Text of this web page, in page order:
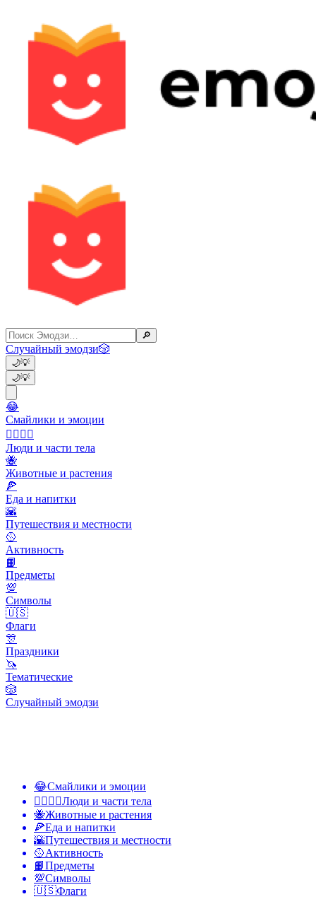
🔎
Случайный эмодзи🎲
🌙💡
🌙💡
😂
Смайлики и эмоции
👩‍❤️‍💋‍👨
Люди и части тела
🐝
Животные и растения
🍕
Еда и напитки
🌇
Путешествия и местности
🥎
Активность
📙
Предметы
💯
Символы
🇺🇸
Флаги
🎊
Праздники
🦄
Тематические
🎲
Случайный эмодзи
😂Смайлики и эмоции
👩‍❤️‍💋‍👨Люди и части тела
🐝Животные и растения
🍕Еда и напитки
🌇Путешествия и местности
🥎Активность
📙Предметы
💯Символы
🇺🇸Флаги